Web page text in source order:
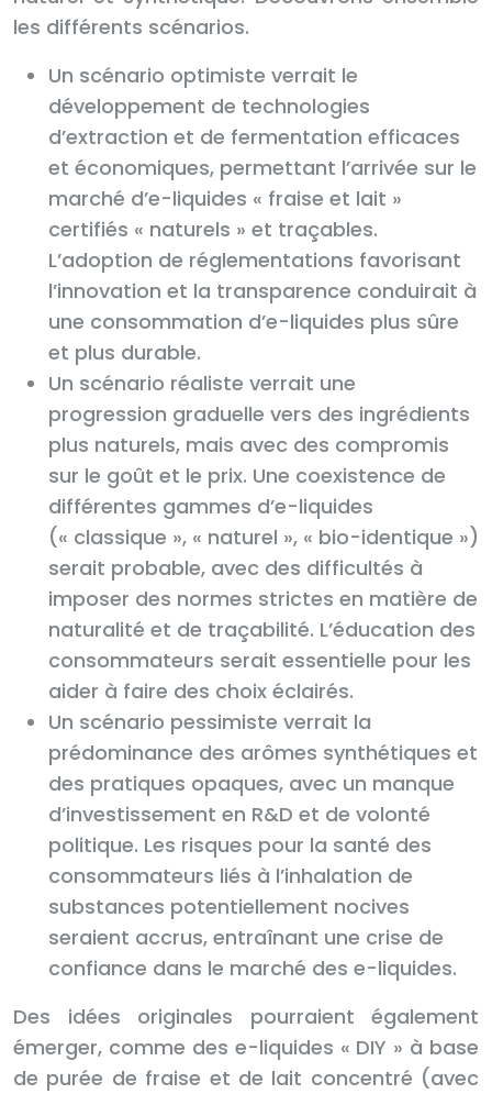
les différents scénarios.
Un scénario optimiste verrait le
développement de technologies
d’extraction et de fermentation efficaces
et économiques, permettant l’arrivée sur le
marché d’e-liquides « fraise et lait »
certifiés « naturels » et traçables.
L’adoption de réglementations favorisant
l’innovation et la transparence conduirait à
une consommation d’e-liquides plus sûre
et plus durable.
Un scénario réaliste verrait une
progression graduelle vers des ingrédients
plus naturels, mais avec des compromis
sur le goût et le prix. Une coexistence de
différentes gammes d’e-liquides
(« classique », « naturel », « bio-identique »)
serait probable, avec des difficultés à
imposer des normes strictes en matière de
naturalité et de traçabilité. L’éducation des
consommateurs serait essentielle pour les
aider à faire des choix éclairés.
Un scénario pessimiste verrait la
prédominance des arômes synthétiques et
des pratiques opaques, avec un manque
d’investissement en R&D et de volonté
politique. Les risques pour la santé des
consommateurs liés à l’inhalation de
substances potentiellement nocives
seraient accrus, entraînant une crise de
confiance dans le marché des e-liquides.
Des idées originales pourraient également
émerger, comme des e-liquides « DIY » à base
de purée de fraise et de lait concentré (avec